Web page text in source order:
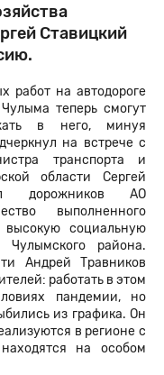
Ставицкий
работ на автодороге
теперь смогут
в него, минуя
на встрече с
транспорта и
области Сергей
дорожников АО
выполненного
социальную
Чулымского района.
Андрей Травников
работать в этом
пандемии, но
из графика. Он
в регионе с
на особом